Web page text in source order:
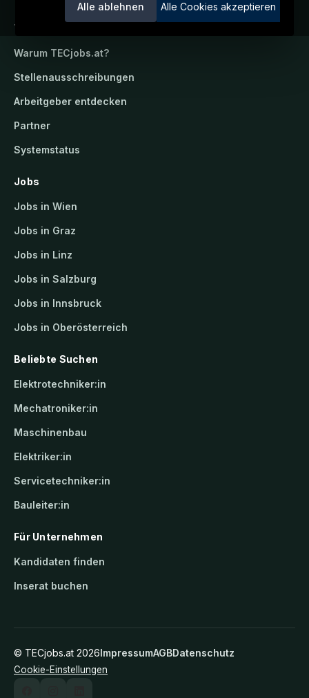
Alle ablehnen Alle Cookies akzeptieren
TECjobs.at
Warum TECjobs.at?
Stellenausschreibungen
Arbeitgeber entdecken
Partner
Systemstatus
Jobs
Jobs in Wien
Jobs in Graz
Jobs in Linz
Jobs in Salzburg
Jobs in Innsbruck
Jobs in Oberösterreich
Beliebte Suchen
Elektrotechniker:in
Mechatroniker:in
Maschinenbau
Elektriker:in
Servicetechniker:in
Bauleiter:in
Für Unternehmen
Kandidaten finden
Inserat buchen
© TECjobs.at 2026ImpressumAGBDatenschutz
Cookie-Einstellungen